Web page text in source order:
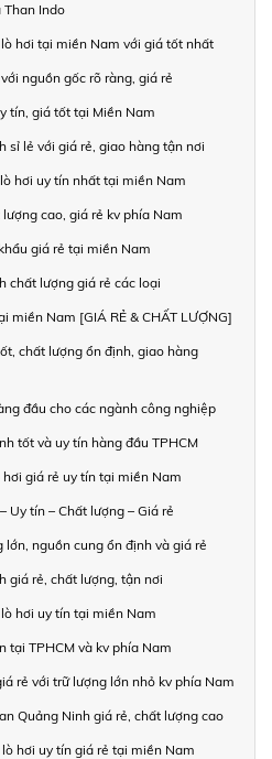
Than Indo
hơi tại miền Nam với giá tốt nhất
nguồn gốc rõ ràng, giá rẻ
tín, giá tốt tại Miền Nam
sỉ lẻ với giá rẻ, giao hàng tận nơi
hơi uy tín nhất tại miền Nam
cao, giá rẻ kv phía Nam
giá rẻ tại miền Nam
chất lượng giá rẻ các loại
miền Nam [GIÁ RẺ & CHẤT LƯỢNG]
chất lượng ổn định, giao hàng
đầu cho các ngành công nghiệp
tốt và uy tín hàng đầu TPHCM
giá rẻ uy tín tại miền Nam
Uy tín – Chất lượng – Giá rẻ
nguồn cung ổn định và giá rẻ
giá rẻ, chất lượng, tận nơi
hơi uy tín tại miền Nam
tại TPHCM và kv phía Nam
rẻ với trữ lượng lớn nhỏ kv phía Nam
Quảng Ninh giá rẻ, chất lượng cao
hơi uy tín giá rẻ tại miền Nam